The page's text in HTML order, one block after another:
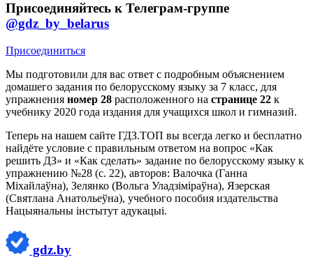
Присоединяйтесь к Телеграм-группе
@gdz_by_belarus
Присоединиться
Мы подготовили для вас ответ c подробным объяснением
домашего задания по белорусскому языку за 7 класс, для
упражнения номер 28 расположенного на странице 22 к
учебнику 2020 года издания для учащихся школ и гимназий.
Теперь на нашем сайте ГДЗ.ТОП вы всегда легко и бесплатно
найдёте условие с правильным ответом на вопрос «Как
решить ДЗ» и «Как сделать» задание по белорусскому языку к
упражнению №28 (с. 22), авторов: Валочка (Ганна
Міхайлаўна), Зелянко (Вольга Уладзіміраўна), Язерская
(Святлана Анатольеўна), учебного пособия издательства
Нацыянальны інстытут адукацыі.
gdz.by